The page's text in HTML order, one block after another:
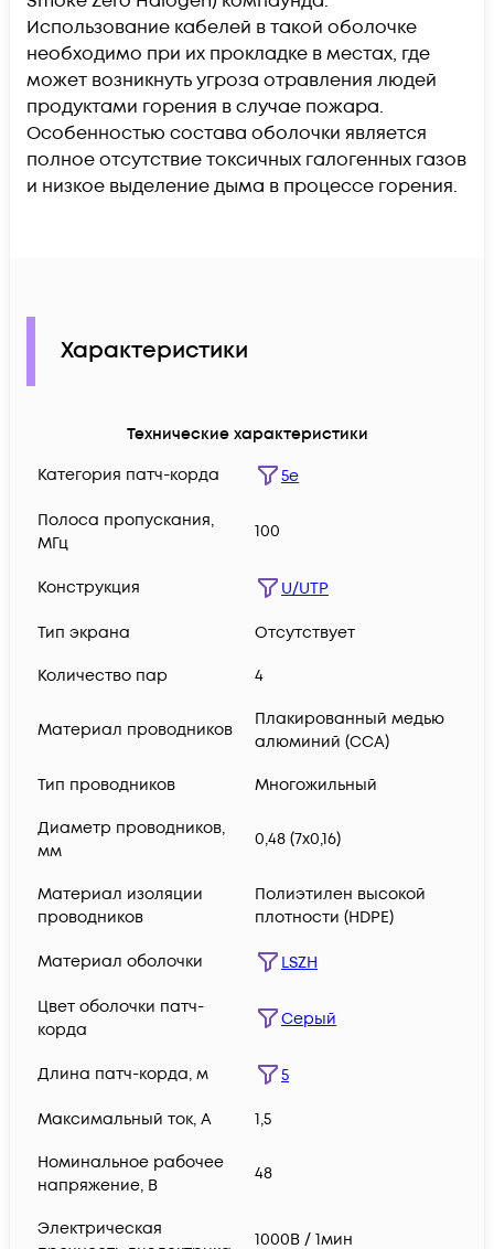
Использование кабелей в такой оболочке
необходимо при их прокладке в местах, где
может возникнуть угроза отравления людей
продуктами горения в случае пожара.
Особенностью состава оболочки является
полное отсутствие токсичных галогенных газов
и низкое выделение дыма в процессе горения.
Характеристики
Технические характеристики
Категория патч-корда
5e
Полоса пропускания,
МГц
100
Конструкция U/UTP
Тип экрана Отсутствует
Количество пар 4
Материал проводников
Плакированный медью
алюминий (CCA)
Тип проводников Многожильный
Диаметр проводников,
мм
0,48 (7х0,16)
Материал изоляции
проводников
Полиэтилен высокой
плотности (HDPE)
Материал оболочки LSZH
Цвет оболочки патч-
корда
Серый
Длина патч-корда, м 5
Максимальный ток, А 1,5
Номинальное рабочее
напряжение, В
48
Электрическая
1000В / 1мин